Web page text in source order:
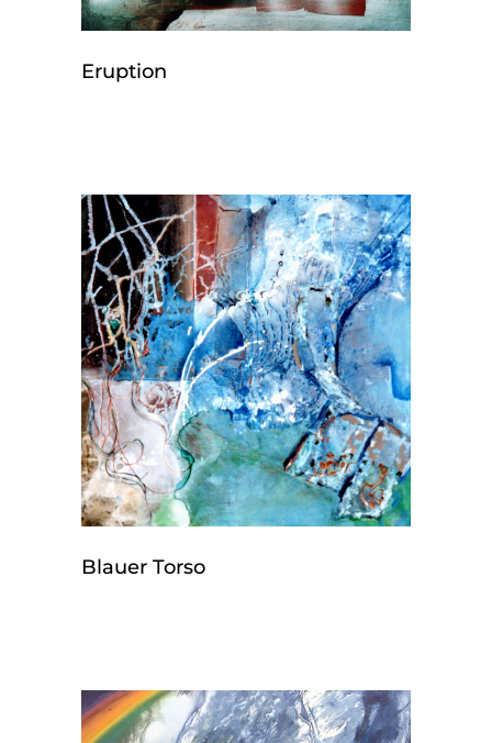
Eruption
Blauer Torso